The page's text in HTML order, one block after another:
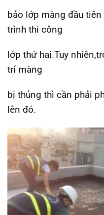
bảo lớp màng đầu
trình thi công
lớp thứ hai.Tuy
trí màng
bị thủng thì cần phải
lên đó.